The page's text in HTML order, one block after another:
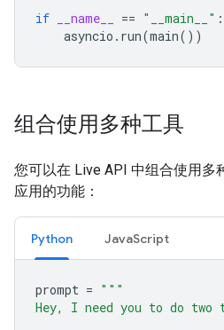
if __name__ == "__main__" :
asyncio . run(main())
组合使用多种工具
您可以在 Live API 中组合使用多
应用的功能：
Python JavaScript
prompt = """
Hey, I need you to do two